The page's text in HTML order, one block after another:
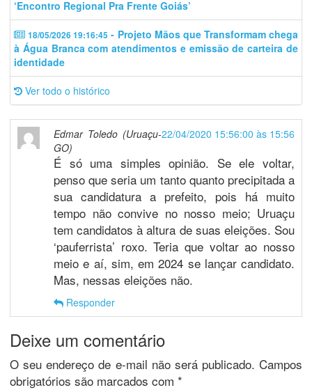
‘Encontro Regional Pra Frente Goiás’
18/05/2026 19:16:45 - Projeto Mãos que Transformam chega
à Água Branca com atendimentos e emissão de carteira de
identidade
Ver todo o histórico
22/04/2020 15:56:00 às 15:56
Edmar Toledo (Uruaçu-
GO)
É só uma simples opinião. Se ele voltar,
penso que seria um tanto quanto precipitada a
sua candidatura a prefeito, pois há muito
tempo não convive no nosso meio; Uruaçu
tem candidatos à altura de suas eleições. Sou
‘pauferrista’ roxo. Teria que voltar ao nosso
meio e aí, sim, em 2024 se lançar candidato.
Mas, nessas eleições não.
Responder
Deixe um comentário
O seu endereço de e-mail não será publicado. Campos
obrigatórios são marcados com *